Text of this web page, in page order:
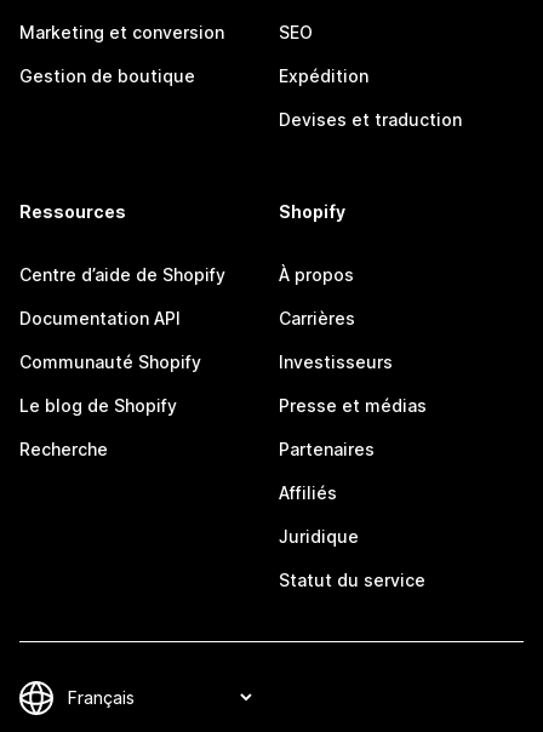
Marketing et conversion
Gestion de boutique
SEO
Expédition
Devises et traduction
Ressources
Centre d’aide de Shopify
Documentation API
Communauté Shopify
Le blog de Shopify
Recherche
Shopify
À propos
Carrières
Investisseurs
Presse et médias
Partenaires
Affiliés
Juridique
Statut du service